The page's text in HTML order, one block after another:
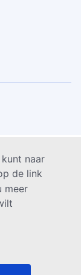
naar
de link
meer